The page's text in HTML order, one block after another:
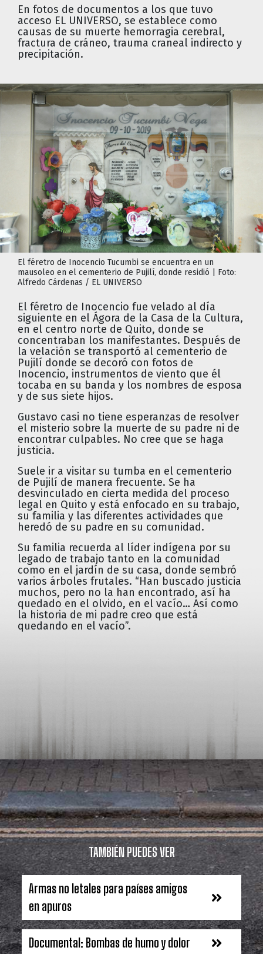
En fotos de documentos a los que tuvo
acceso EL UNIVERSO, se establece como
causas de su muerte hemorragia cerebral,
fractura de cráneo, trauma craneal indirecto y
precipitación.
El féretro de Inocencio Tucumbi se encuentra en un
mausoleo en el cementerio de Pujilí, donde residió | Foto:
Alfredo Cárdenas / EL UNIVERSO
El féretro de Inocencio fue velado al día
siguiente en el Ágora de la Casa de la Cultura,
en el centro norte de Quito, donde se
concentraban los manifestantes. Después de
la velación se transportó al cementerio de
Pujilí donde se decoró con fotos de
Inocencio, instrumentos de viento que él
tocaba en su banda y los nombres de esposa
y de sus siete hijos.
Gustavo casi no tiene esperanzas de resolver
el misterio sobre la muerte de su padre ni de
encontrar culpables. No cree que se haga
justicia.
Suele ir a visitar su tumba en el cementerio
de Pujilí de manera frecuente. Se ha
desvinculado en cierta medida del proceso
legal en Quito y está enfocado en su trabajo,
su familia y las diferentes actividades que
heredó de su padre en su comunidad.
Su familia recuerda al líder indígena por su
legado de trabajo tanto en la comunidad
como en el jardín de su casa, donde sembró
varios árboles frutales. “Han buscado justicia
muchos, pero no la han encontrado, así ha
quedado en el olvido, en el vacío… Así como
la historia de mi padre creo que está
quedando en el vacío”.
TAMBIÉN PUEDES VER
Armas no letales para países amigos
en apuros
Documental: Bombas de humo y dolor